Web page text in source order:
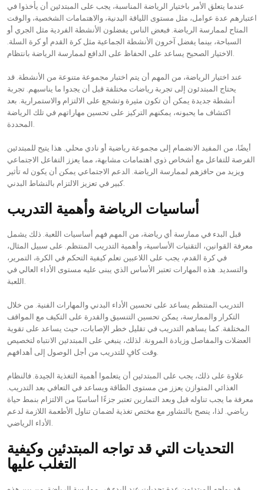
عندما يتعلق الأمر باختيار الرياضة المناسبة، يجب على المبتدئين أن يأخذوا في
اعتبارهم عدة عوامل، مثل مستوى اللياقة البدنية، والاهتمامات الشخصية، والوقت
المتاح لممارسة الرياضة. فبعض الناس يفضلون الأنشطة الفردية مثل الجري أو
السباحة، بينما يفضل آخرون الأنشطة الجماعية مثل كرة القدم أو كرة السلة.
الاختيار الصحيح يساعد على الحفاظ على الدافع لممارسة الرياضة بانتظام.
عند اختيار الرياضة، من المهم أن يتم اختبار مجموعة متنوعة من الأنشطة. قد
يحتاج المبتدئون إلى تجربة رياضات مختلفة قبل أن يجدوا ما يناسبهم. تجربة
أنشطة جديدة يمكن أن تكون مثيرة وتشجع على الالتزام والاستمرارية. بعد
اكتشاف ما يحبونه، يمكنهم التركيز على تحسين مهاراتهم في تلك الرياضة
المحددة.
أيضًا، من المفيد الانضمام إلى مجموعة رياضية أو نادي محلي. هذا يتيح للمبتدئين
الفرصة للتفاعل مع أشخاص ذوي اهتمامات مشابهة، مما يعزز التفاعل الاجتماعي
ويزيد من حافزهم لممارسة الرياضة. الدعم الاجتماعي يمكن أن يكون له تأثير
كبير في تعزيز الالتزام بالنشاط البدني.
أساسيات الرياضة وأهمية التدريب
قبل البدء في ممارسة أي رياضة، من المهم فهم أساسيات اللعبة. ذلك يشمل
معرفة القوانين، التقنيات الأساسية، وأهمية التدريب المنتظم. على سبيل المثال،
في كرة القدم، يجب على اللاعبين تعلم كيفية التحكم في الكرة، التمرير،
والتسديد. هذه المهارات تعتبر الأساس الذي يبنى عليه مستوى الأداء العالي في
اللعبة.
التدريب المنتظم يساعد على تحسين الأداء البدني والمهارات الفنية. من خلال
التكرار والممارسة، يمكن تحسين التنسيق والقدرة على التكيف مع المواقف
المختلفة. كما يساهم التدريب في تقليل خطر الإصابات، حيث يساعد على تقوية
العضلات والمفاصل وزيادة المرونة. لذلك، ينبغي على المبتدئين الانتباه لتخصيص
وقت كافٍ للتدريب من أجل الوصول إلى أهدافهم.
علاوة على ذلك، يجب على المبتدئين أن يتعلموا أهمية التغذية الجيدة. فالنظام
الغذائي المتوازن يعزز من مستوى الطاقة ويساعد في التعافي بعد التدريب.
معرفة ما يجب تناوله قبل وبعد التمارين تعتبر جزءًا أساسيًا من الالتزام بنمط حياة
رياضي. لذا، ينصح بالتشاور مع مختص تغذية لضمان تناول الأطعمة اللازمة لدعم
الأداء الرياضي.
التحديات التي قد تواجه المبتدئين وكيفية
التغلب عليها